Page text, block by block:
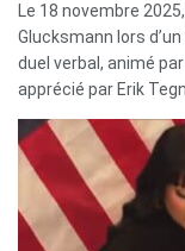
Le 18 novembre
Glucksmann lors
duel verbal, animé
apprécié par Erik